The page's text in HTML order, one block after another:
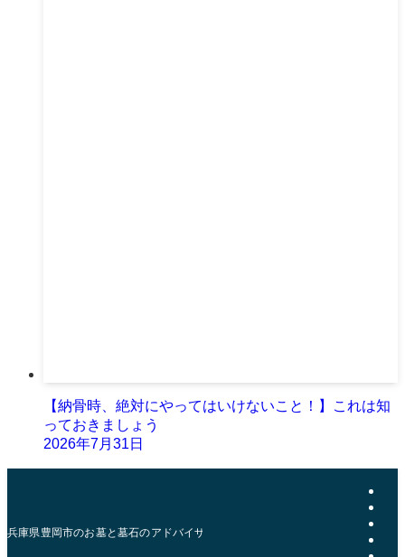
【納骨時、絶対にやってはいけないこと！】これは知
っておきましょう
2026年7月31日
兵庫県豊岡市のお墓と墓石のアドバイザー | おおきた石材店